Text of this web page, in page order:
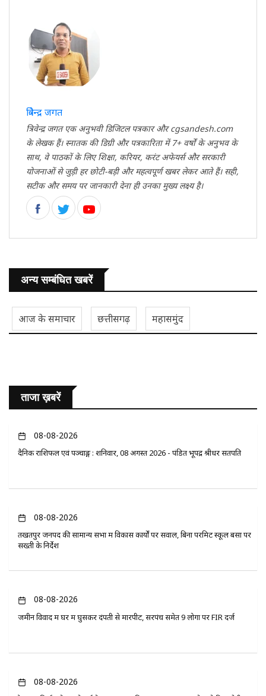
त्रिवेन्द्र जगत
त्रिवेन्द्र जगत एक अनुभवी डिजिटल पत्रकार और cgsandesh.com
के लेखक हैं। स्नातक की डिग्री और पत्रकारिता में 7+ वर्षों के अनुभव के
साथ, वे पाठकों के लिए शिक्षा, करियर, करंट अफेयर्स और सरकारी
योजनाओं से जुड़ी हर छोटी-बड़ी और महत्वपूर्ण खबर लेकर आते हैं। सही,
सटीक और समय पर जानकारी देना ही उनका मुख्य लक्ष्य है।
अन्य सम्बंधित खबरें
आज के समाचार छत्तीसगढ़ महासमुंद
ताजा ख़बरें
08-08-2026
दैनिक राशिफल एवं पञ्चाङ्ग : शनिवार, 08 अगस्त 2026 - पंडित भूपेंद्र श्रीधर सतपति
08-08-2026
तखतपुर जनपद की सामान्य सभा में विकास कार्यों पर सवाल, बिना परमिट स्कूल बसों पर
सख्ती के निर्देश
08-08-2026
जमीन विवाद में घर में घुसकर दंपती से मारपीट, सरपंच समेत 9 लोगों पर FIR दर्ज
08-08-2026